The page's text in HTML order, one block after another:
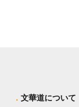
文華道について